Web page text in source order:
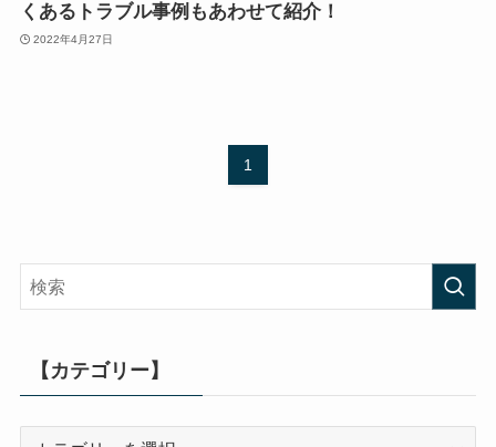
くあるトラブル事例もあわせて紹介！
2022年4月27日
1
【カテゴリー】